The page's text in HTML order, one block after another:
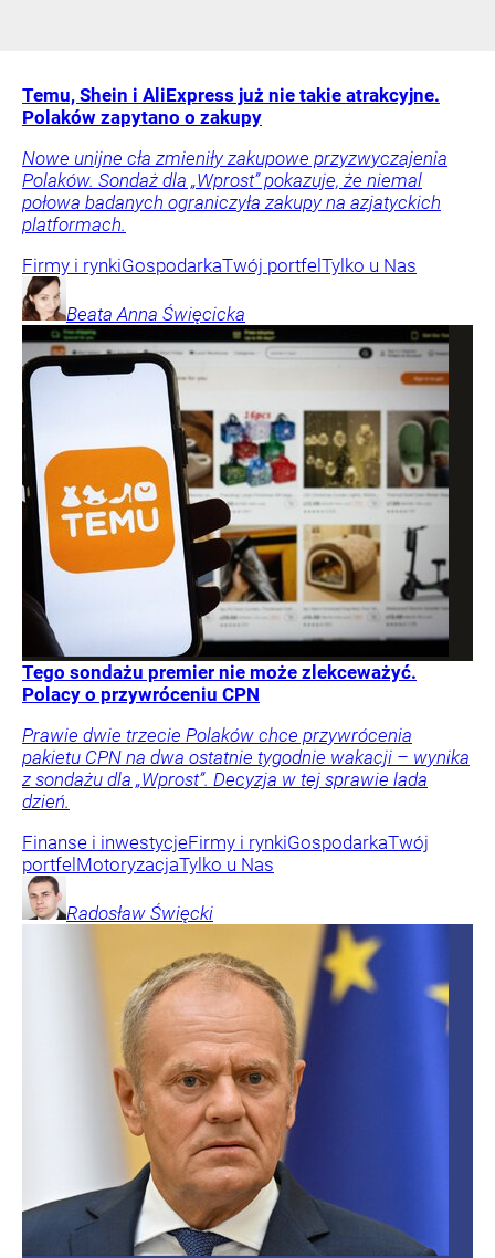
Temu, Shein i AliExpress już nie takie atrakcyjne.
Polaków zapytano o zakupy
Nowe unijne cła zmieniły zakupowe przyzwyczajenia
Polaków. Sondaż dla „Wprost” pokazuje, że niemal
połowa badanych ograniczyła zakupy na azjatyckich
platformach.
Firmy i rynkiGospodarkaTwój portfelTylko u Nas
Beata Anna Święcicka
Tego sondażu premier nie może zlekceważyć.
Polacy o przywróceniu CPN
Prawie dwie trzecie Polaków chce przywrócenia
pakietu CPN na dwa ostatnie tygodnie wakacji – wynika
z sondażu dla „Wprost”. Decyzja w tej sprawie lada
dzień.
Finanse i inwestycjeFirmy i rynkiGospodarkaTwój
portfelMotoryzacjaTylko u Nas
Radosław Święcki